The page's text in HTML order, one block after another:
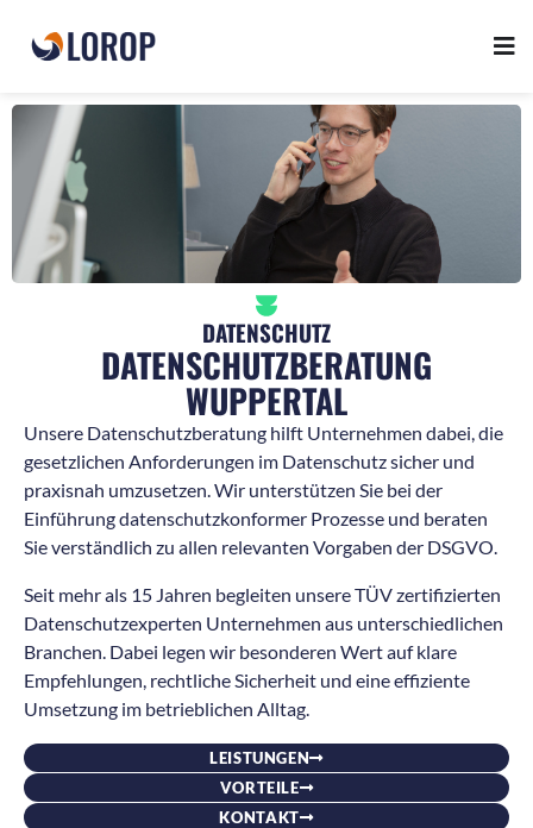
DATENSCHUTZ
DATENSCHUTZBERATUNG
WUPPERTAL
Unsere Datenschutzberatung hilft Unternehmen dabei, die
gesetzlichen Anforderungen im Datenschutz sicher und
praxisnah umzusetzen. Wir unterstützen Sie bei der
Einführung datenschutzkonformer Prozesse und beraten
Sie verständlich zu allen relevanten Vorgaben der DSGVO.
Seit mehr als 15 Jahren begleiten unsere TÜV zertifizierten
Datenschutzexperten Unternehmen aus unterschiedlichen
Branchen. Dabei legen wir besonderen Wert auf klare
Empfehlungen, rechtliche Sicherheit und eine effiziente
Umsetzung im betrieblichen Alltag.
LEISTUNGEN
VORTEILE
KONTAKT